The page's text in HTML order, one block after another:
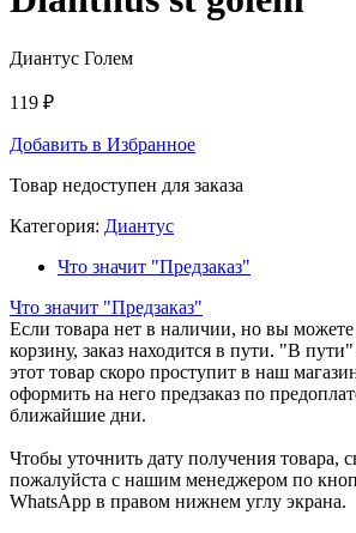
Диантус Голем
119 ₽
Добавить в Избранное
Товар недоступен для заказа
Категория: Диантус
Что значит "Предзаказ"
Что значит "Предзаказ"
Если товара нет в наличии, но вы
корзину, заказ находится в пути. "В пути"
этот товар скоро проступит в наш
оформить на него предзаказ по
ближайшие дни.
Чтобы уточнить дату получения товара,
пожалуйста с нашим менеджером по
WhatsApp в правом нижнем углу экрана.